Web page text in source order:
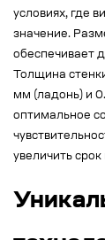
условиях, где
значение.
обеспечивает
Толщина
мм (ладонь) и
оптимальное
увеличить